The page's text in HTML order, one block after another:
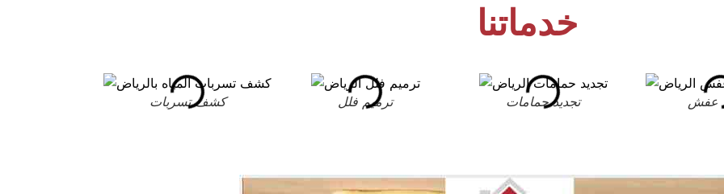
خدماتنا
كشف تسربات ترميم فلل تجديد حمامات عفش